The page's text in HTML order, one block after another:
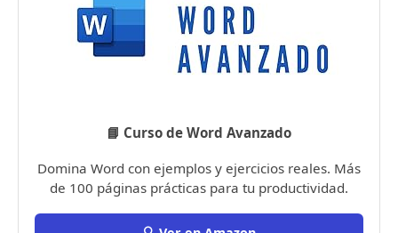
📘 Curso de Word Avanzado
Domina Word con ejemplos y ejercicios reales. Más
de 100 páginas prácticas para tu productividad.